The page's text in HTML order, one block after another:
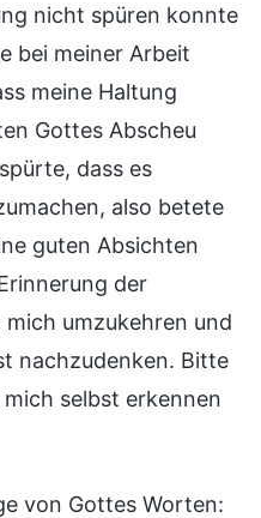
nicht spüren konnte
bei meiner Arbeit
meine Haltung
Gottes Abscheu
dass es
also betete
guten Absichten
der
umzukehren und
nachzudenken. Bitte
selbst erkennen
von Gottes Worten: